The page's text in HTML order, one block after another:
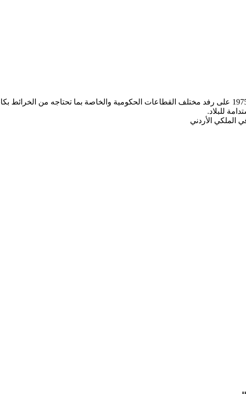
لقد دأب المركز الجغرافي الملكي الأردني ومنذ تأسيسه عام 1975 على رفد مختلف القطاعات الحكومية
للبلاد.
الملكي الأردني